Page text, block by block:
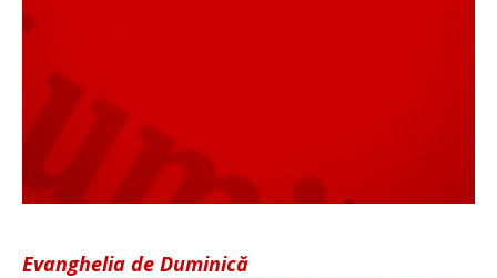
Evanghelia de Duminică